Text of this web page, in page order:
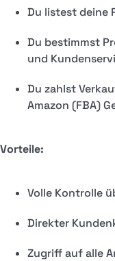
Du listest deine
Du bestimmst
und
Du zahlst
Amazon (FBA)
Vorteile:
Volle Kontrolle
Direkter
Zugriff auf alle